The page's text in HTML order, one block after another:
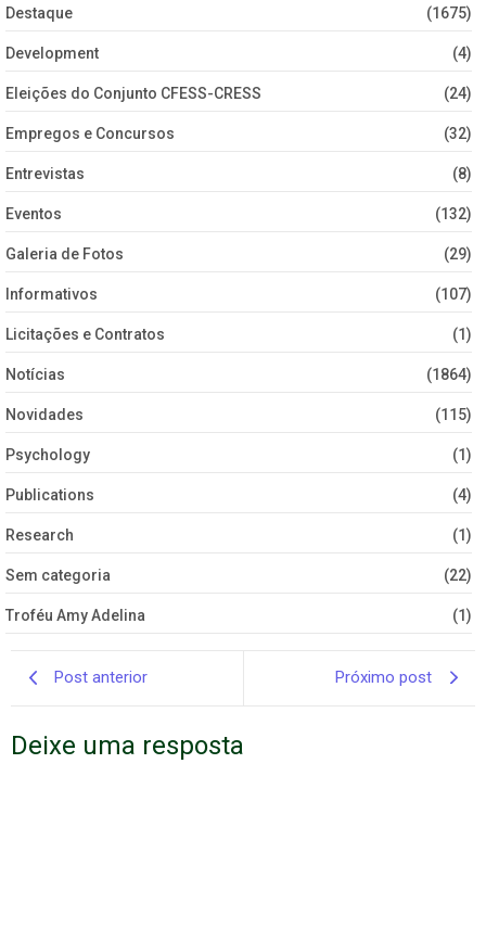
Destaque (1675)
Development (4)
Eleições do Conjunto CFESS-CRESS (24)
Empregos e Concursos (32)
Entrevistas (8)
Eventos (132)
Galeria de Fotos (29)
Informativos (107)
Licitações e Contratos (1)
Notícias (1864)
Novidades (115)
Psychology (1)
Publications (4)
Research (1)
Sem categoria (22)
Troféu Amy Adelina (1)
Post anterior Próximo post
Deixe uma resposta